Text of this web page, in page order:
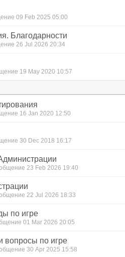
09 Feb 2025 05:00
Благодарности
26 Jul 2026 20:34
19 May 2020 10:57
16 Jan 2020 12:50
30 Dec 2018 16:17
23 Feb 2026 19:40
22 Jul 2026 18:33
по игре
01 Mar 2026 20:05
вопросы по игре
30 Apr 2025 15:58